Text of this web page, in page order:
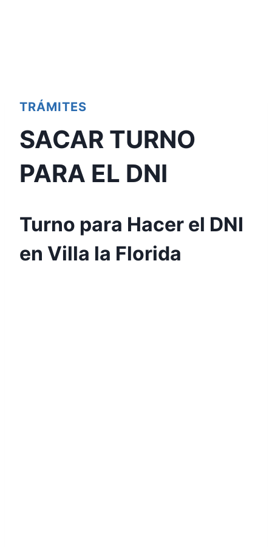
TRÁMITES
SACAR TURNO
PARA EL DNI
Turno para Hacer el DNI
en Villa la Florida